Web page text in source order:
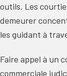
outils. Les
demeurer
les guidant à
Faire appel à un
commerciale